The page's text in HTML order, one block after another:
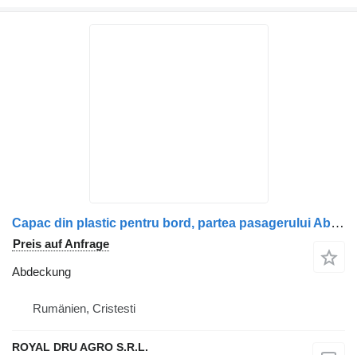
Capac din plastic pentru bord, partea pasagerului Abdeckung für Renault – Cod 7482404574 / 7482265345 LKW
Preis auf Anfrage
Abdeckung
Rumänien, Cristesti
ROYAL DRU AGRO S.R.L.